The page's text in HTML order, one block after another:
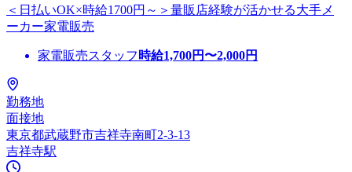
＜日払いOK×時給1700円～＞量販店経験が活かせる大手メ
ーカー家電販売
家電販売スタッフ 時給1,700円〜2,000円
勤務地
面接地
東京都武蔵野市吉祥寺南町2-3-13
吉祥寺駅